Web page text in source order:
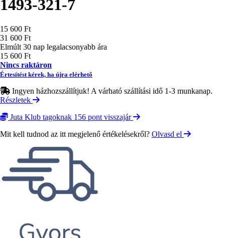
1493-321-7
Ár
15 600 Ft
31 600 Ft
Elmúlt 30 nap legalacsonyabb ára
15 600 Ft
Nincs raktáron
Értesítést kérek, ha újra elérhető
Ingyen házhozszállítjuk! A várható szállítási idő 1-3 munkanap.
Részletek
Juta Klub tagoknak 156 pont visszajár
Mit kell tudnod az itt megjelenő értékelésekről? Olvasd el